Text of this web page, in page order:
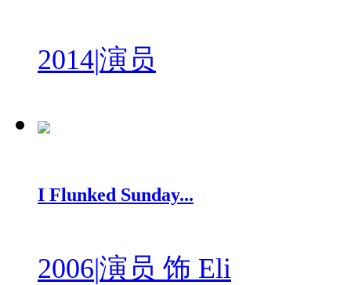
2014|演员
I Flunked Sunday...
2006|演员 饰 Eli